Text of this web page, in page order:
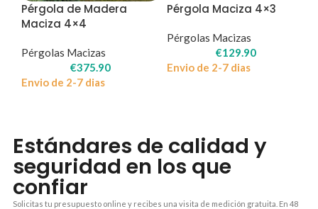
Pérgola de Madera
Maciza 4×4
Pérgolas Macizas
€375.90
Envio de 2-7 dias
Pérgola Maciza 4×3
Pérgolas Macizas
€129.90
Envio de 2-7 dias
Estándares de calidad y
seguridad en los que
confiar
Solicitas tu presupuesto online y recibes una visita de medición gratuita. En 48